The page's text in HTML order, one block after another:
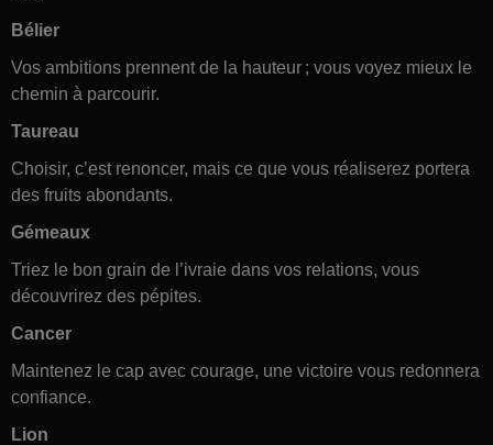
Bélier
Vos ambitions prennent de la hauteur ; vous voyez mieux le
chemin à parcourir.
Taureau
Choisir, c’est renoncer, mais ce que vous réaliserez portera
des fruits abondants.
Gémeaux
Triez le bon grain de l’ivraie dans vos relations, vous
découvrirez des pépites.
Cancer
Maintenez le cap avec courage, une victoire vous redonnera
confiance.
Lion